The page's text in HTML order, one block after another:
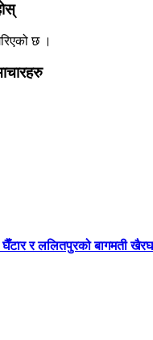
छ ।
र ललितपुरको बागमती